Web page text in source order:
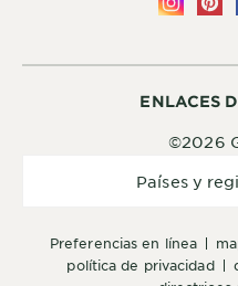
ENLACES
preferencias en línea
política de privacidad
©2026
Países y